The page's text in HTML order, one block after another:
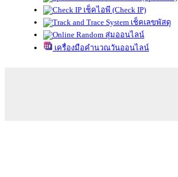
เช็คไอพี (Check IP)
เช็คเลขพัสดุ
สุ่มออนไลน์
เครื่องมือคำนวณวันออนไลน์